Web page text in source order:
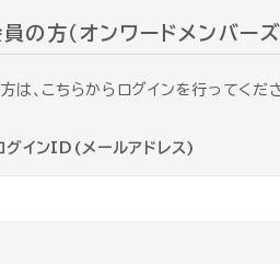
の方（オンワードメンバーズ
は、こちらからログインを行ってくだ
グインID(メールアドレス)